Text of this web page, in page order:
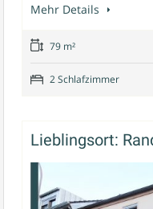
Mehr Details
79 m²
2 Schlafzimmer
Lieblingsort: